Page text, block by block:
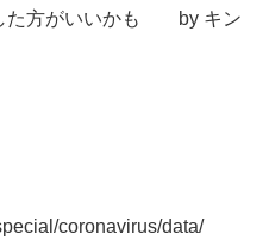
た方がいいかも by キン
coronavirus/data/